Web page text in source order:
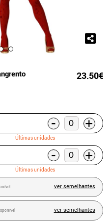
23.50€
- +
Últimas unidades
- +
Últimas unidades
ver semelhantes
ver semelhantes